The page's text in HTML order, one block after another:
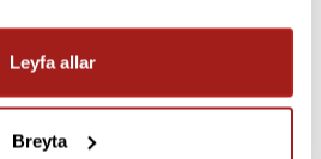
Leyfa allar
Breyta
og raun­veru­legrar